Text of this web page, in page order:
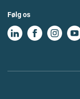
Følg os